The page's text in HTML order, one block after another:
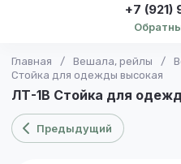
+7 (921)
Главная / Вешала, рейлы /
Стойка для одежды высокая
ЛТ-1B Стойка для
Предыдущий